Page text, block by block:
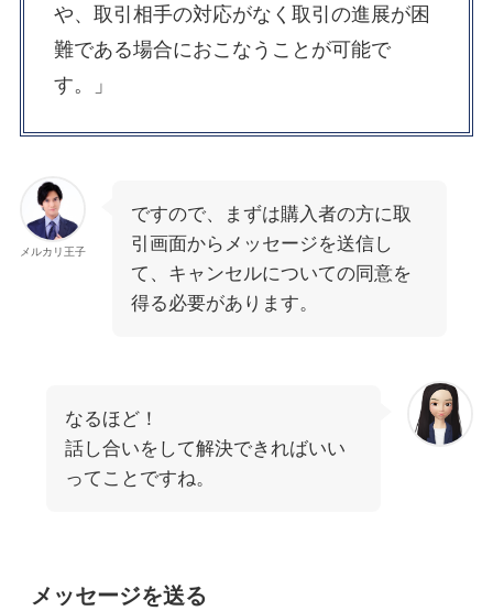
や、取引相手の対応がなく取引の進展が困
難である場合におこなうことが可能で
す。」
メルカリ王子
ですので、まずは購入者の方に取
引画面からメッセージを送信し
て、キャンセルについての同意を
得る必要があります。
なるほど！
話し合いをして解決できればいい
ってことですね。
メッセージを送る